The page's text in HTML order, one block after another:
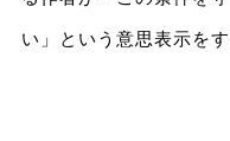
い」という意思表示を